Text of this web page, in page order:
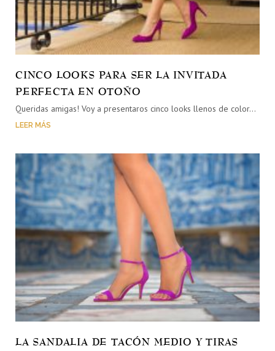
CINCO LOOKS PARA SER LA INVITADA
PERFECTA EN OTOÑO
Queridas amigas! Voy a presentaros cinco looks llenos de color…
LEER MÁS
LA SANDALIA DE TACÓN MEDIO Y TIRAS